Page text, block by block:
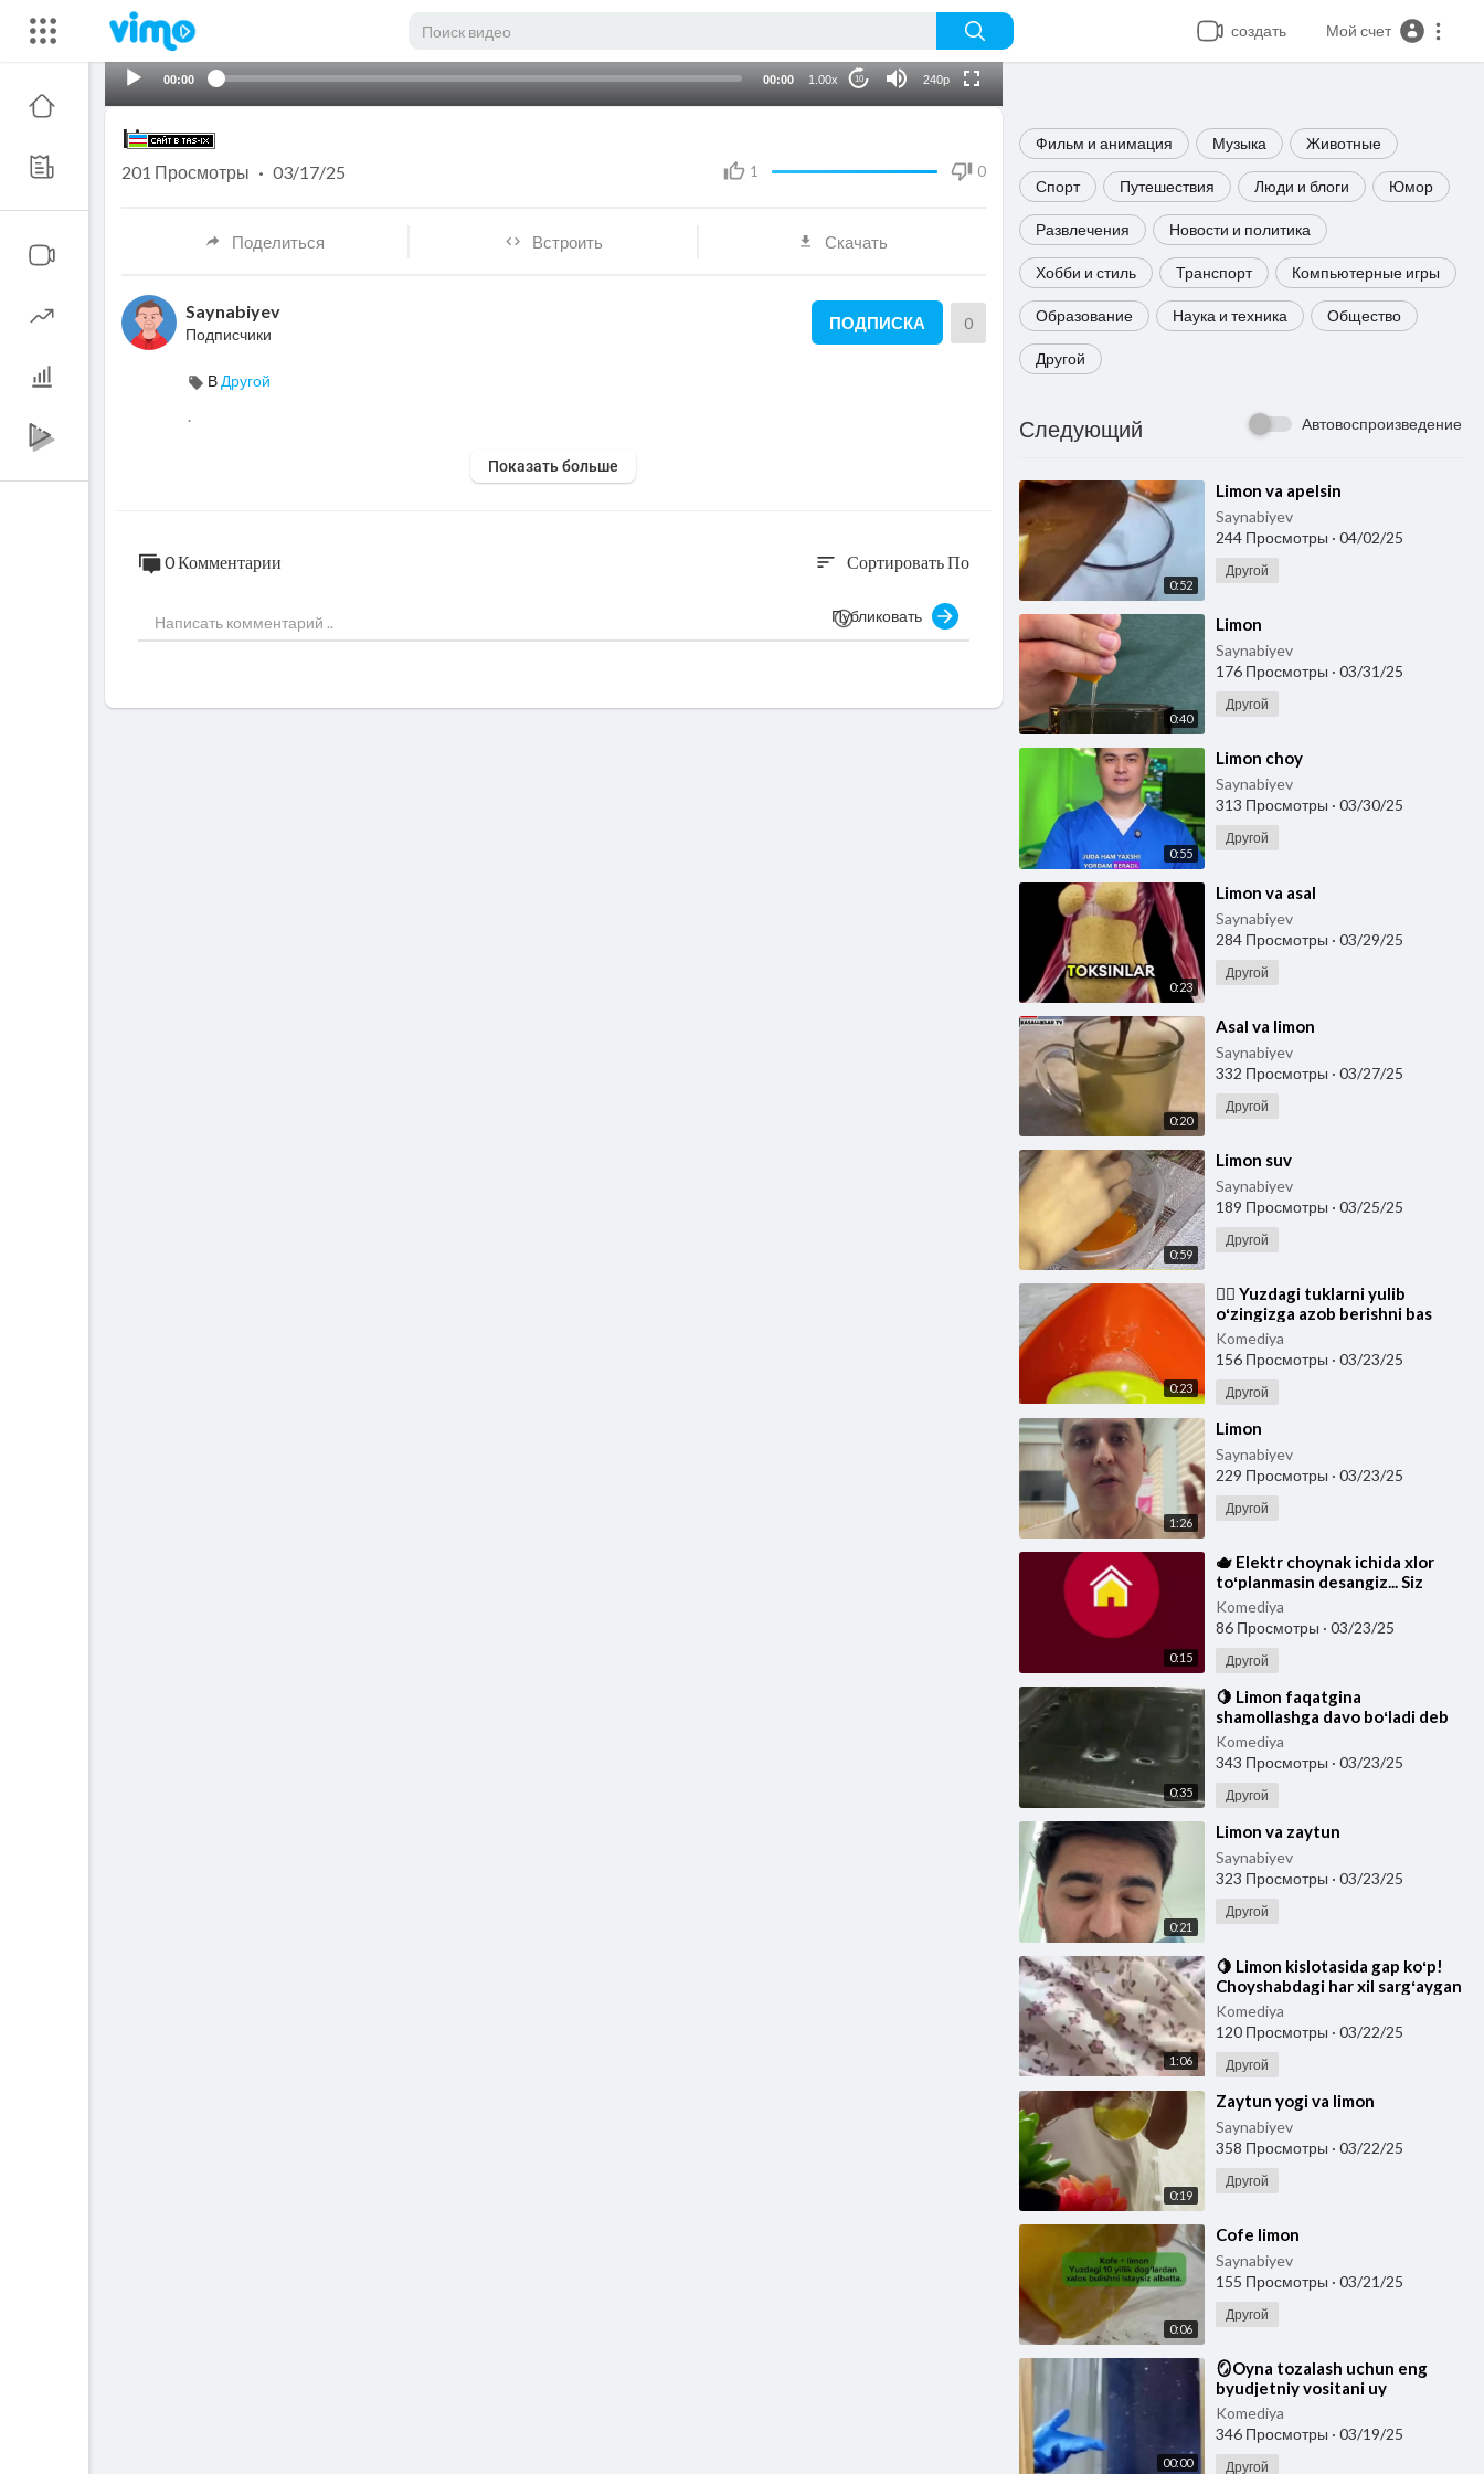
создать Мой счет
00:00 00:00 1.00x 10 240p
Фильм и анимация Музыка Животные
Спорт Путешествия Люди и блоги Юмор
Развлечения Новости и политика
Хобби и стиль Транспорт Компьютерные игры
Образование Наука и техника Общество
Другой
Следующий Автовоспроизведение
0:52
⁣Limon va apelsin
Saynabiyev
244 Просмотры · 04/02/25
Другой
0:40
⁣Limon
Saynabiyev
176 Просмотры · 03/31/25
Другой
0:55
⁣Limon choy
Saynabiyev
313 Просмотры · 03/30/25
Другой
0:23
⁣Limon va asal
Saynabiyev
284 Просмотры · 03/29/25
Другой
0:20
⁣Asal va limon
Saynabiyev
332 Просмотры · 03/27/25
Другой
0:59
⁣Limon suv
Saynabiyev
189 Просмотры · 03/25/25
Другой
0:23
⁣🙅‍♀️ Yuzdagi tuklarni yulib
oʻzingizga azob berishni bas
qiling! Limon suvuni siqib unga
shakar va
Komediya
156 Просмотры · 03/23/25
Другой
1:26
⁣Limon
Saynabiyev
229 Просмотры · 03/23/25
Другой
0:15
⁣🫖 Elektr choynak ichida xlor
toʻplanmasin desangiz... Siz
elektr choynakni hafta bir
marotaba limon
Komediya
86 Просмотры · 03/23/25
Другой
0:35
⁣🍋 Limon faqatgina
shamollashga davo boʻladi deb
oʻylasangiz xato qilasiz! Gaz
duxovkasini tabiiy li
Komediya
343 Просмотры · 03/23/25
Другой
0:21
⁣Limon va zaytun
Saynabiyev
323 Просмотры · 03/23/25
Другой
1:06
⁣🍋 Limon kislotasida gap koʻp!
Choyshabdagi har xil sargʻaygan
dogʻlarni hattoki undagi noxoʻsh
hidl
Komediya
120 Просмотры · 03/22/25
Другой
0:19
⁣Zaytun yogi va limon
Saynabiyev
358 Просмотры · 03/22/25
Другой
0:06
⁣Cofe limon
Saynabiyev
155 Просмотры · 03/21/25
Другой
00:00
⁣🪞Oyna tozalash uchun eng
byudjetniy vositani uy
sharoitida tayyorlashni o’rganib
oling! Limon kislo
Komediya
346 Просмотры · 03/19/25
Другой
Limon
1 0
201 Просмотры · 03/17/25
Поделиться Встроить Скачать
Saynabiyev
Подписчики
ПОДПИСКА 0
В Другой
.
Показать больше
0 Комментарии sort Сортировать По
Публиковать